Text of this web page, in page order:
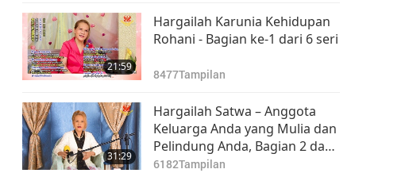
21:59
Hargailah Karunia Kehidupan
Rohani - Bagian ke-1 dari 6 seri
8477Tampilan
31:29
Hargailah Satwa – Anggota
Keluarga Anda yang Mulia dan
Pelindung Anda, Bagian 2 dari
3
6182Tampilan